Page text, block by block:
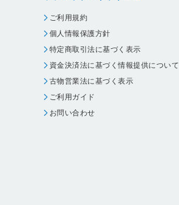
ご利用規約
個人情報保護方針
特定商取引法に基づく表示
資金決済法に基づく情報提供について
古物営業法に基づく表示
ご利用ガイド
お問い合わせ